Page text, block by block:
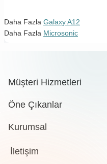
Daha Fazla Galaxy A12
Daha Fazla Microsonic
Müşteri Hizmetleri
Öne Çıkanlar
Kurumsal
İletişim